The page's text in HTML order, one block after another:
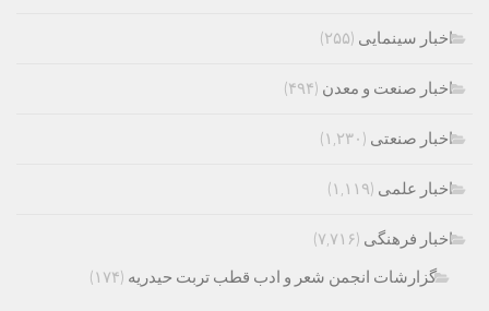
اخبار سینمایی (۲۵۵)
اخبار صنعت و معدن (۴۹۴)
اخبار صنعتی (۱,۲۳۰)
اخبار علمی (۱,۱۱۹)
اخبار فرهنگی (۷,۷۱۶)
گزارشات انجمن شعر و ادب قطب تربت حیدریه (۱۷۴)